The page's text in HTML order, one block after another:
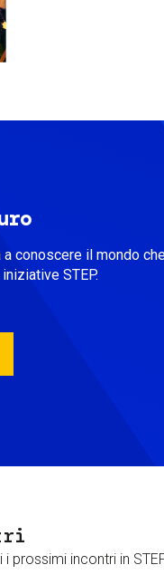
a conoscere il mondo
STEP.
prossimi incontri in